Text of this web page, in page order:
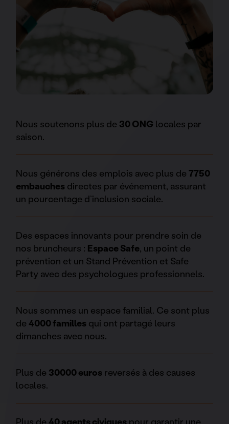
Nous soutenons plus de 30 ONG locales par
saison.
Nous générons des emplois avec plus de 7750
embauches directes par événement, assurant
un pourcentage d’inclusion sociale.
Des espaces innovants pour prendre soin de
nos bruncheurs : Espace Safe, un point de
prévention et un Stand Prévention et Safe
Party avec des psychologues professionnels.
Nous sommes un espace familial. Ce sont plus
de 4000 familles qui ont partagé leurs
dimanches avec nous.
Plus de 30000 euros reversés à des causes
locales.
Plus de 40 agents civiques pour garantir une